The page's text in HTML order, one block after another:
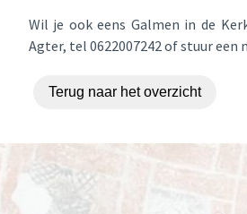
Wil je ook eens Galmen in de
Agter, tel 0622007242 of stuur
Terug naar het overzicht